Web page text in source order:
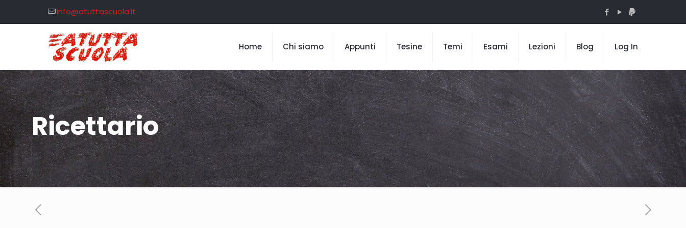
info@atuttascuola.it
Home Chi siamo Appunti Tesine Temi Esami Lezioni Blog Log In
Ricettario